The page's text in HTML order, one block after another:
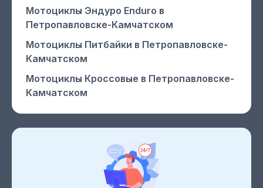
Мотоциклы Эндуро Enduro в
Петропавловске-Камчатском
Мотоциклы Питбайки в Петропавловске-
Камчатском
Мотоциклы Кроссовые в Петропавловске-
Камчатском